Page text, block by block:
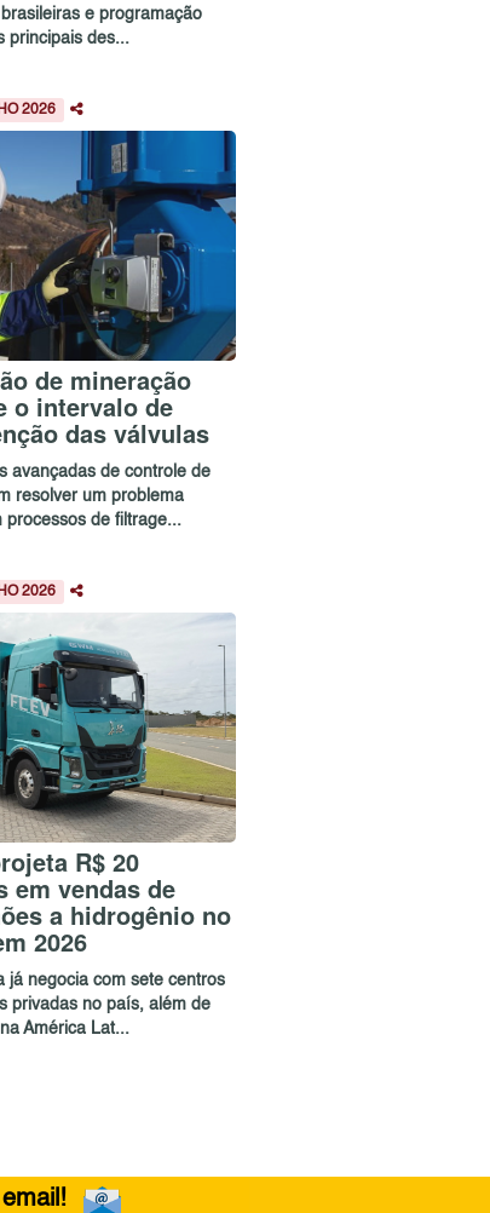
e programação
principais des...
2026
de mineração
o intervalo de
das válvulas
avançadas de controle de
resolver um problema
processos de filtrage...
2026
R$ 20
em vendas de
a hidrogênio no
2026
já negocia com sete centros
privadas no país, além de
América Lat...